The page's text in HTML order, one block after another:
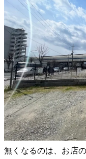
無くなるのは、お店